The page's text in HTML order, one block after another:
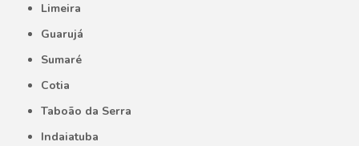
Limeira
Guarujá
Sumaré
Cotia
Taboão da Serra
Indaiatuba